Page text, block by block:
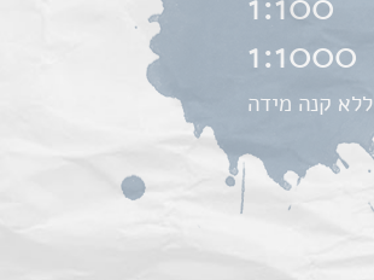
1:1000
ללא קנה מידה